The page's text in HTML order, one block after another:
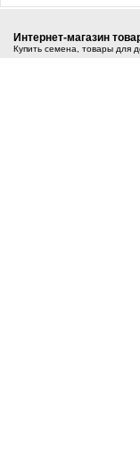
Интернет-магазин
Купить семена, товары для